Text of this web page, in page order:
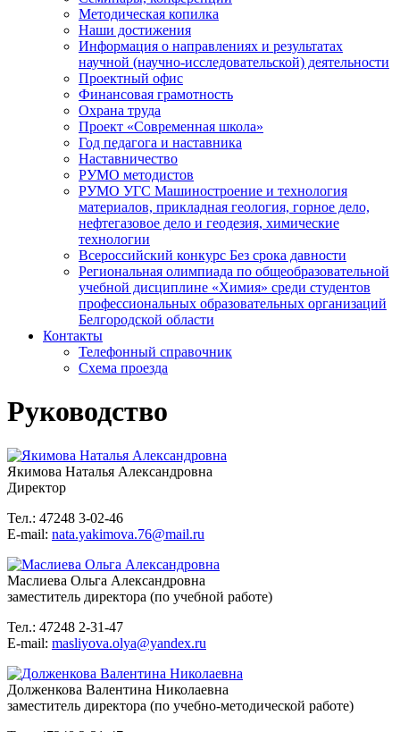
Методическая копилка
Наши достижения
Информация о направлениях и результатах
научной (научно-исследовательской) деятельности
Проектный офис
Финансовая грамотность
Охрана труда
Проект «Современная школа»
Год педагога и наставника
Наставничество
РУМО методистов
РУМО УГС Машиностроение и технология
материалов, прикладная геология, горное дело,
нефтегазовое дело и геодезия, химические
технологии
Всероссийский конкурс Без срока давности
Региональная олимпиада по общеобразовательной
учебной дисциплине «Химия» среди студентов
профессиональных образовательных организаций
Белгородской области
Контакты
Телефонный справочник
Схема проезда
Руководство
Якимова Наталья Александровна
Директор
Тел.: 47248 3-02-46
E-mail: nata.yakimova.76@mail.ru
Маслиева Ольга Александровна
заместитель директора (по учебной работе)
Тел.: 47248 2-31-47
E-mail: masliyova.olya@yandex.ru
Долженкова Валентина Николаевна
заместитель директора (по учебно-методической работе)